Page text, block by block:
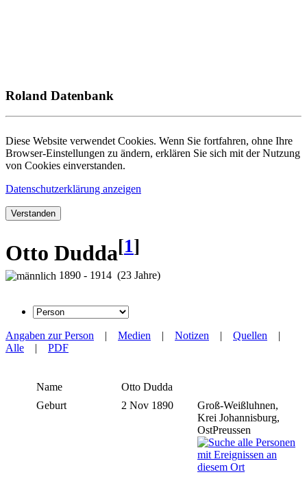
Roland Datenbank
Diese Website verwendet Cookies. Wenn Sie fortfahren, ohne Ihre
Browser-Einstellungen zu ändern, erklären Sie sich mit der Nutzung
von Cookies einverstanden.
Datenschutzerklärung anzeigen
Verstanden
Otto Dudda[1]
1890 - 1914 (23 Jahre)
Angaben zur Person | Medien | Notizen | Quellen |
Alle | PDF
Name Otto Dudda
Geburt
2 Nov 1890
Groß-Weißluhnen,
Krei Johannisburg,
OstPreussen